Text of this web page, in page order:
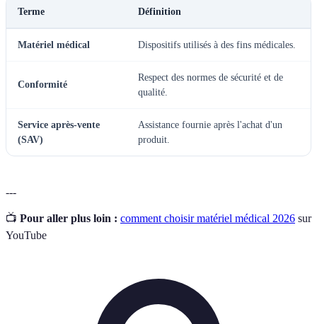
Terme Définition
Matériel médical Dispositifs utilisés à des fins médicales.
Conformité
Respect des normes de sécurité et de
qualité.
Service après-vente
(SAV)
Assistance fournie après l'achat d'un
produit.
---
📺 Pour aller plus loin : comment choisir matériel médical 2026 sur
YouTube